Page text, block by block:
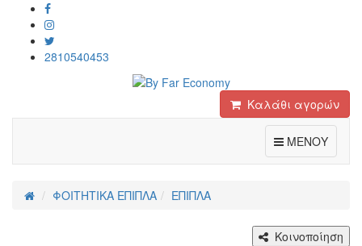
2810540453
Καλάθι αγορών
ΜΕΝΟΥ
ΦΟΙΤΗΤΙΚΑ ΕΠΙΠΛΑ ΕΠΙΠΛΑ
Κοινοποίηση